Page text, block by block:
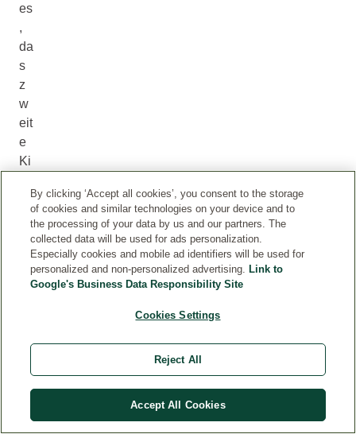
es
,
da
s
z
w
eit
e
Ki
de
ös
sc
By clicking ‘Accept all cookies’, you consent to the storage
of cookies and similar technologies on your device and to
the processing of your data by us and our partners. The
collected data will be used for ads personalization.
Especially cookies and mobile ad identifiers will be used for
personalized and non-personalized advertising. Link to
Google's Business Data Responsibility Site
Cookies Settings
Reject All
Accept All Cookies